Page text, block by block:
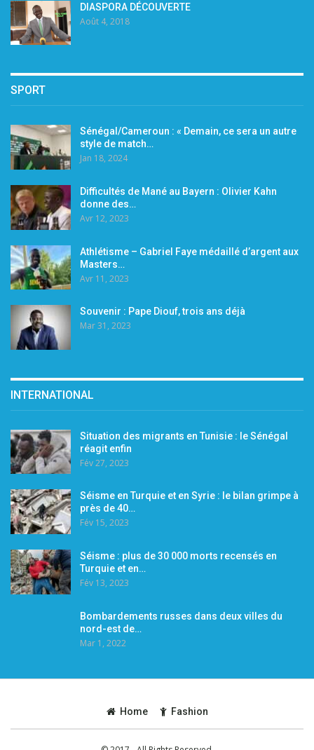
DIASPORA DÉCOUVERTE
Août 4, 2018
SPORT
Sénégal/Cameroun : « Demain, ce sera un autre
style de match…
Jan 18, 2024
Difficultés de Mané au Bayern : Olivier Kahn
donne des…
Avr 12, 2023
Athlétisme – Gabriel Faye médaillé d’argent aux
Masters…
Avr 11, 2023
Souvenir : Pape Diouf, trois ans déjà
Mar 31, 2023
INTERNATIONAL
Situation des migrants en Tunisie : le Sénégal
réagit enfin
Fév 27, 2023
Séisme en Turquie et en Syrie : le bilan grimpe à
près de 40…
Fév 15, 2023
Séisme : plus de 30 000 morts recensés en
Turquie et en…
Fév 13, 2023
Bombardements russes dans deux villes du
nord-est de…
Mar 1, 2022
Home Fashion